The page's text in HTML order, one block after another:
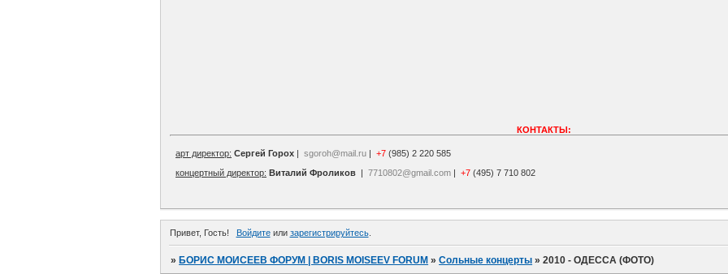
КОНТАКТЫ:
арт директор: Сергей Горох | sgoroh@mail.ru | +7 (985) 2 220 585
концертный директор: Виталий Фроликов | 7710802@gmail.com | +7 (495) 7 710 802
Привет, Гость! Войдитеили зарегистрируйтесь.
»БОРИС МОИСЕЕВ ФОРУМ | BORIS MOISEEV FORUM »Сольные концерты »2010 - ОДЕССА (ФОТО)